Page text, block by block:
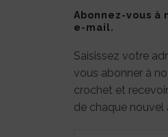
Abonnez-vous à
e-mail.
Saisissez votre
vous abonner à
crochet et
de chaque nouvel